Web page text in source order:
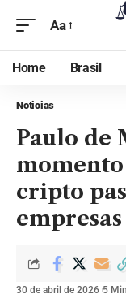
Aa
Home Brasil
Noticias
Paulo de
cripto
30 de abril de 2026 5